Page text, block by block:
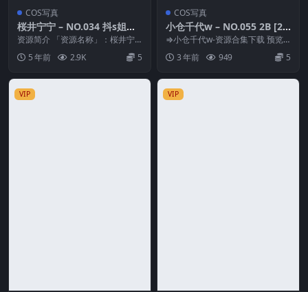
COS写真
桜井宁宁 – NO.034 抖s姐姐
[100P3V-430MB]
资源简介 「资源名称」：桜井宁
宁 – NO.034 抖s姐姐[100P3V-4
3... 5 年前 2.9K 5
COS写真
小仓千代w – NO.055 2B [20
P-122M]
⇒小仓千代w-资源合集下载 预览
图片 资源简介 「资源名称」：小
仓千代w – N...
3 年前 949 5
VIP VIP